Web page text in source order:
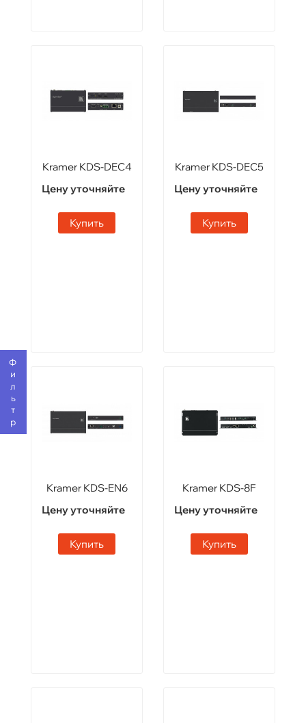
Фильтр
Kramer KDS-DEC4
Цену уточняйте
Купить
Kramer KDS-DEC5
Цену уточняйте
Купить
Kramer KDS-EN6
Цену уточняйте
Купить
Kramer KDS-8F
Цену уточняйте
Купить